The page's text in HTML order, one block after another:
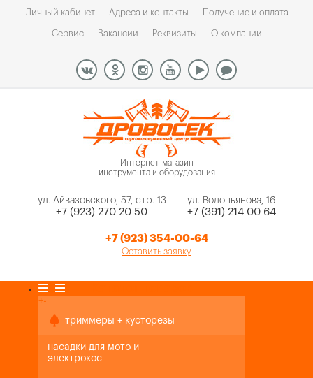
Личный кабинет Адреса и контакты Получение и оплата
Сервис Вакансии Реквизиты О компании
Интернет-магазин
инструмента и оборудования
ул. Айвазовского, 57, стр. 13
+7 (923) 270 20 50
ул. Водопьянова, 16
+7 (391) 214 00 64
+7 (923) 354-00-64
Оставить заявку
+-
триммеры + кусторезы
насадки для мото и
электрокос